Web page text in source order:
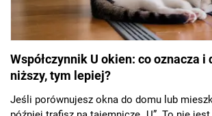
Współczynnik U okien: co oznacza i
niższy, tym lepiej?
Jeśli porównujesz okna do domu lub